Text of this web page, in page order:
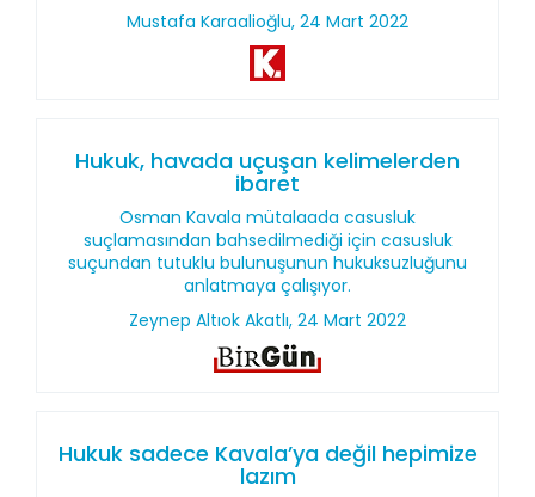
Mustafa Karaalioğlu, 24 Mart 2022
Hukuk, havada uçuşan kelimelerden
ibaret
Osman Kavala mütalaada casusluk
suçlamasından bahsedilmediği için casusluk
suçundan tutuklu bulunuşunun hukuksuzluğunu
anlatmaya çalışıyor.
Zeynep Altıok Akatlı, 24 Mart 2022
Hukuk sadece Kavala’ya değil hepimize
lazım